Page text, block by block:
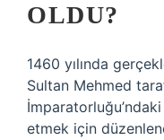
OLDU?
1460 yılında
Sultan Mehmed
etmek için